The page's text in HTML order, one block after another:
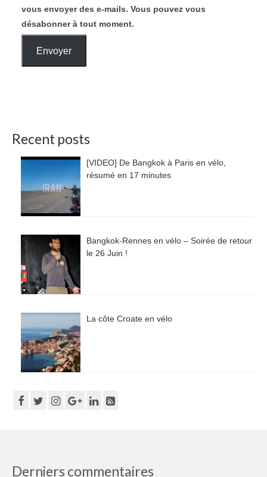
vous envoyer des e-mails. Vous pouvez vous
désabonner à tout moment.
Envoyer
Recent posts
[VIDEO] De Bangkok à Paris en vélo,
résumé en 17 minutes
Bangkok-Rennes en vélo – Soirée de retour
le 26 Juin !
La côte Croate en vélo
Derniers commentaires